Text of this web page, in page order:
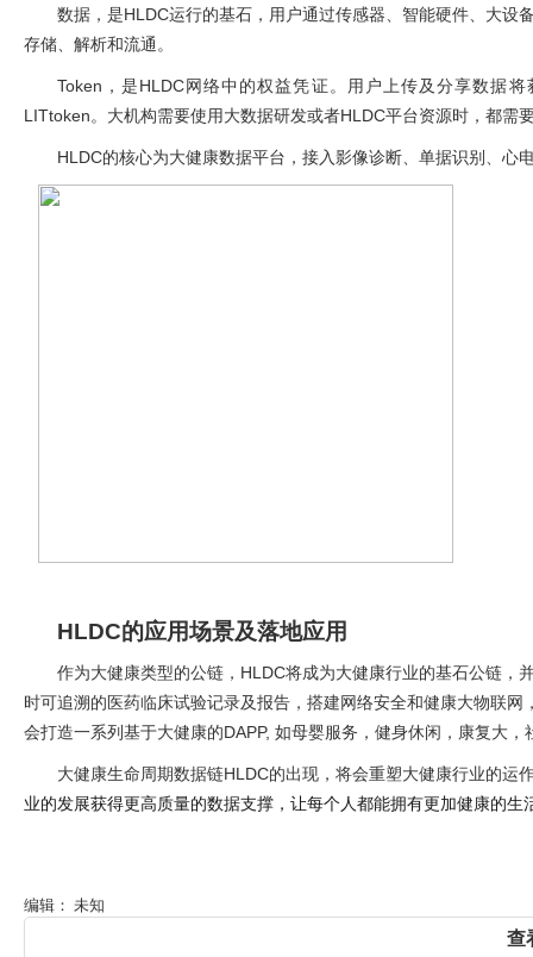
数据，是HLDC运行的基石，用户通过传感器、智能硬件、大设
存储、解析和流通。
Token ，是HLDC网络中的权益凭证。用户上传及分享数据将
LITtoken。大机构需要使用大数据研发或者HLDC平台资源时，都需
HLDC的核心为大健康数据平台，接入影像诊断、单据识别、心
HLDC的应用场景及落地应用
作为大健康类型的公链， HLDC将成为大健康行业的基石公链，
时可追溯的医药临床试验记录及报告，搭建网络安全和健康大物联
会打造一系列基于大健康的DAPP, 如母婴服务，健身休闲，康复大，
大健康生命周期数据链HLDC的出现，将会重塑大健康行业的运
业的发展获得更高质量的数据支撑，让每个人都能拥有更加健康的生
编辑： 未知
查